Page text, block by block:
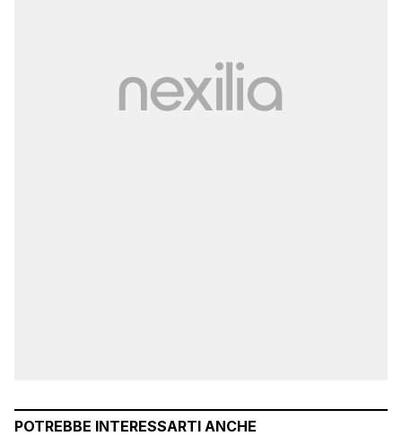
POTREBBE INTERESSARTI ANCHE